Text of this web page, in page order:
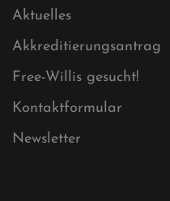
Aktuelles
Akkreditierungsantrag
Free-Willis gesucht!
Kontaktformular
Newsletter